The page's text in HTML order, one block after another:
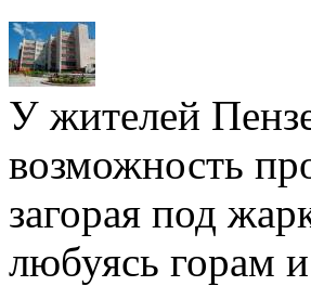
У жителей
возможность
загорая под
любуясь горам